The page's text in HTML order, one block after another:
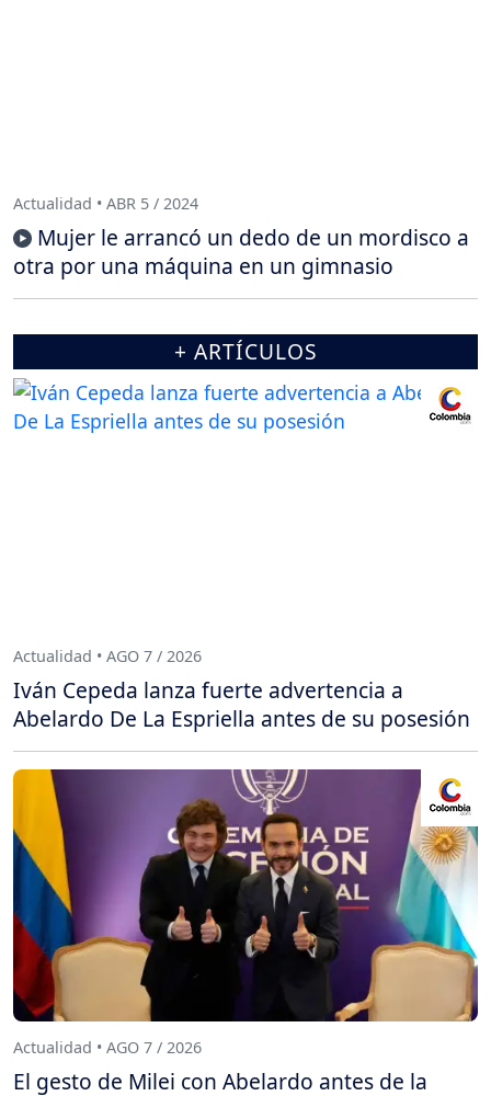
Actualidad • ABR 5 / 2024
Mujer le arrancó un dedo de un mordisco a
otra por una máquina en un gimnasio
+ ARTÍCULOS
Actualidad • AGO 7 / 2026
Iván Cepeda lanza fuerte advertencia a
Abelardo De La Espriella antes de su posesión
Actualidad • AGO 7 / 2026
El gesto de Milei con Abelardo antes de la